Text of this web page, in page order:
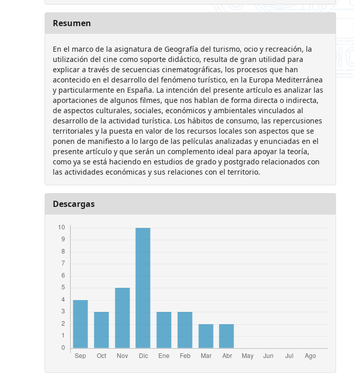
Resumen
En el marco de la asignatura de Geografía del turismo, ocio y recreación, la
utilización del cine como soporte didáctico, resulta de gran utilidad para
explicar a través de secuencias cinematográficas, los procesos que han
acontecido en el desarrollo del fenómeno turístico, en la Europa Mediterránea
y particularmente en España. La intención del presente artículo es analizar las
aportaciones de algunos filmes, que nos hablan de forma directa o indirecta,
de aspectos culturales, sociales, económicos y ambientales vinculados al
desarrollo de la actividad turística. Los hábitos de consumo, las repercusiones
territoriales y la puesta en valor de los recursos locales son aspectos que se
ponen de manifiesto a lo largo de las películas analizadas y enunciadas en el
presente artículo y que serán un complemento ideal para apoyar la teoría,
como ya se está haciendo en estudios de grado y postgrado relacionados con
las actividades económicas y sus relaciones con el territorio.
Descargas